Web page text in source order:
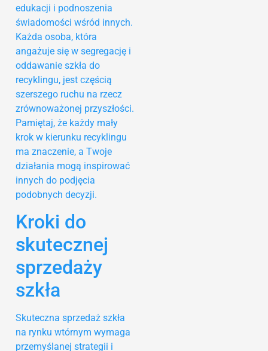
edukacji i podnoszenia
świadomości wśród innych.
Każda osoba, która
angażuje się w segregację i
oddawanie szkła do
recyklingu, jest częścią
szerszego ruchu na rzecz
zrównoważonej przyszłości.
Pamiętaj, że każdy mały
krok w kierunku recyklingu
ma znaczenie, a Twoje
działania mogą inspirować
innych do podjęcia
podobnych decyzji.
Kroki do
skutecznej
sprzedaży
szkła
Skuteczna sprzedaż szkła
na rynku wtórnym wymaga
przemyślanej strategii i